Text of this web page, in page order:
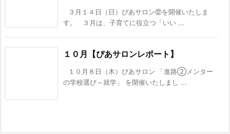
３月１４日（日）ぴあサロン⑫を開催いたしま
す。 ３月は、子育てに役立つ「いい ...
１０月【ぴあサロンレポート】
１０月８日（木）ぴあサロン 「進路②メンター
の学校選び～就学」 を開催いたしまし ...